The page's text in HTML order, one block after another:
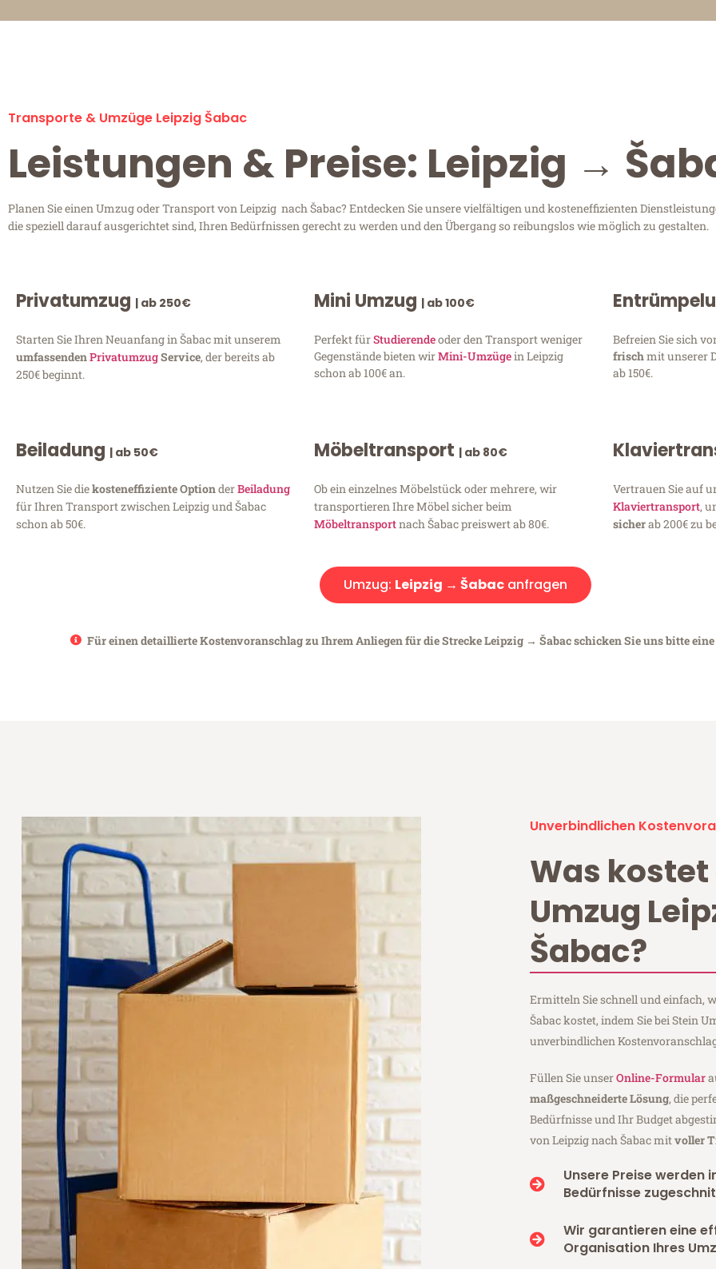
Transporte & Umzüge Leipzig Šabac
Leistungen & Preise: Leipzig →
Planen Sie einen Umzug oder Transport von Leipzig nach Šabac? Entdecken Sie unsere vielfältigen und kosteneffizienten
die speziell darauf ausgerichtet sind, Ihren Bedürfnissen gerecht zu werden und den Übergang so reibungslos wie möglich zu gestalten.
Privatumzug | ab 250€
Starten Sie Ihren Neuanfang in Šabac mit unserem
umfassendenPrivatumzugService, der bereits ab
250€ beginnt.
Mini Umzug | ab 100€
Perfekt fürStudierendeoder den Transport weniger
Gegenstände bieten wirMini-Umzügein Leipzig
schon ab 100€ an.
Befreien Sie sich
frischmit unserer
ab 150€.
Beiladung | ab 50€
Nutzen Sie diekosteneffiziente OptionderBeiladung
für Ihren Transport zwischen Leipzig und Šabac
schon ab 50€.
Möbeltransport | ab 80€
Ob ein einzelnes Möbelstück oder mehrere, wir
transportieren Ihre Möbel sicher beim
Möbeltransportnach Šabac preiswert ab 80€.
Vertrauen Sie auf
Klaviertransport,
sicherab 200€ zu
Umzug: Leipzig → Šabac anfragen
Für einen detaillierte Kostenvoranschlag zu Ihrem Anliegen für die Strecke Leipzig → Šabac schicken Sie uns bitte eine
Unverbindlichen
Was kostet
Umzug
Šabac?
Ermitteln Sie schnell und einfach,
Šabac kostet, indem Sie bei Stein
unverbindlichen
Füllen Sie unserOnline-Formular
maßgeschneiderte Lösung, die
Bedürfnisse und Ihr Budget
von Leipzig nach Šabac mitvoller
Unsere Preise werden
Bedürfnisse
Wir garantieren eine
Organisation Ihres